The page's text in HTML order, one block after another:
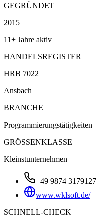
GEGRÜNDET
2015
11+ Jahre aktiv
HANDELSREGISTER
HRB 7022
Ansbach
BRANCHE
Programmierungstätigkeiten
GRÖSSENKLASSE
Kleinstunternehmen
+49 9874 3179127
www.wklsoft.de/
SCHNELL-CHECK